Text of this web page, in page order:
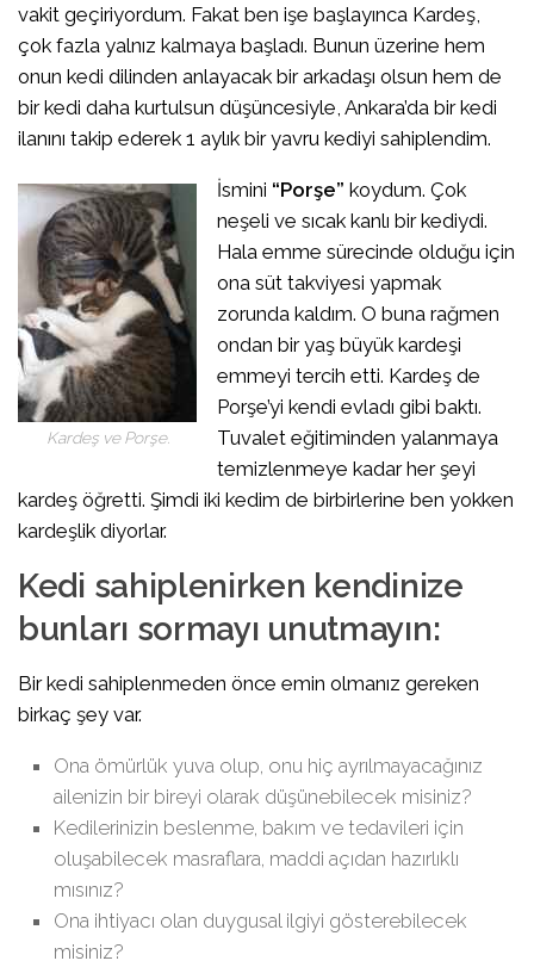
vakit geçiriyordum. Fakat ben işe başlayınca Kardeş,
çok fazla yalnız kalmaya başladı. Bunun üzerine hem
onun kedi dilinden anlayacak bir arkadaşı olsun hem de
bir kedi daha kurtulsun düşüncesiyle, Ankara’da bir kedi
ilanını takip ederek 1 aylık bir yavru kediyi sahiplendim.
Kardeş ve Porşe.
İsmini “Porşe” koydum. Çok
neşeli ve sıcak kanlı bir kediydi.
Hala emme sürecinde olduğu için
ona süt takviyesi yapmak
zorunda kaldım. O buna rağmen
ondan bir yaş büyük kardeşi
emmeyi tercih etti. Kardeş de
Porşe’yi kendi evladı gibi baktı.
Tuvalet eğitiminden yalanmaya
temizlenmeye kadar her şeyi
kardeş öğretti. Şimdi iki kedim de birbirlerine ben yokken
kardeşlik diyorlar.
Kedi sahiplenirken kendinize
bunları sormayı unutmayın:
Bir kedi sahiplenmeden önce emin olmanız gereken
birkaç şey var.
Ona ömürlük yuva olup, onu hiç ayrılmayacağınız
ailenizin bir bireyi olarak düşünebilecek misiniz?
Kedilerinizin beslenme, bakım ve tedavileri için
oluşabilecek masraflara, maddi açıdan hazırlıklı
mısınız?
Ona ihtiyacı olan duygusal ilgiyi gösterebilecek
misiniz?